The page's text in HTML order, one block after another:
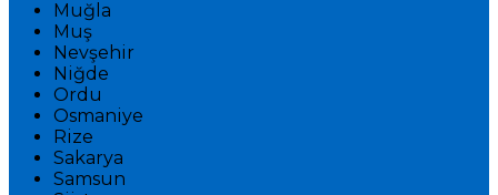
Muğla
Muş
Nevşehir
Niğde
Ordu
Osmaniye
Rize
Sakarya
Samsun